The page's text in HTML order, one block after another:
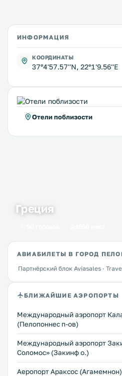
ИНФОРМАЦИЯ
КООРДИНАТЫ
37°4'57.57''N, 22°1'9.56''E
Отели поблизости
Греция
АВИАБИЛЕТЫ В ГОРОД
Партнёрский блок Aviasales ·
БЛИЖАЙШИЕ АЭРОПОРТЫ
Международный аэропорт
(Пелопоннес п-ов)
Международный аэропорт
Соломос» (Закинф о.)
Аеропорт Араксос